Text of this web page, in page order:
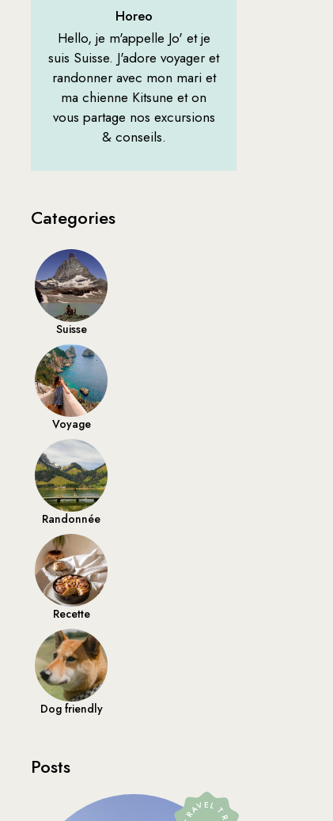
Horeo
Hello, je m'appelle Jo' et je
suis Suisse. J'adore voyager et
randonner avec mon mari et
ma chienne Kitsune et on
vous partage nos excursions
& conseils.
Categories
Suisse
Voyage
Dog friendly
Randonnée
Recette
Posts